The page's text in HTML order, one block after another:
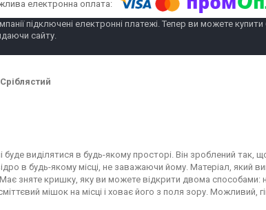
підключені електронні платежі. Тепер ви можете
сайту.
виділятися в будь-якому просторі. Він зроблений так,
в будь-якому місці, не заважаючи йому. Матеріал, який
зняте кришку, яку ви можете відкрити двома способами:
мішок на місці і ховає його з поля зору. Можливий,